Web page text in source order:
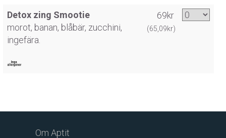
Detox zing Smootie
morot, banan, blåbär, zucchini,
ingefära.
69kr
(65,09kr)
Om Aptit